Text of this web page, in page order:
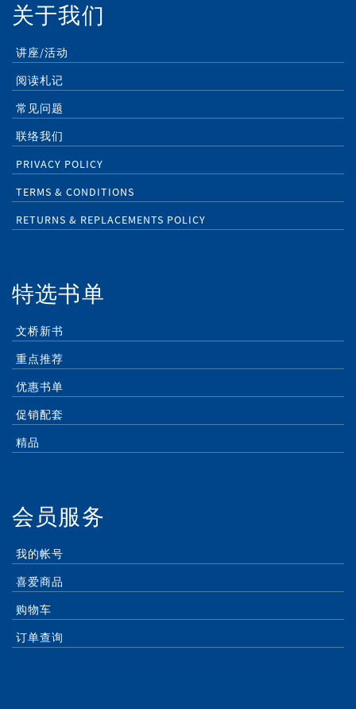
关于我们
讲座/活动
阅读札记
常见问题
联络我们
PRIVACY POLICY
TERMS & CONDITIONS
RETURNS & REPLACEMENTS POLICY
特选书单
文桥新书
重点推荐
优惠书单
促销配套
精品
会员服务
我的帐号
喜爱商品
购物车
订单查询